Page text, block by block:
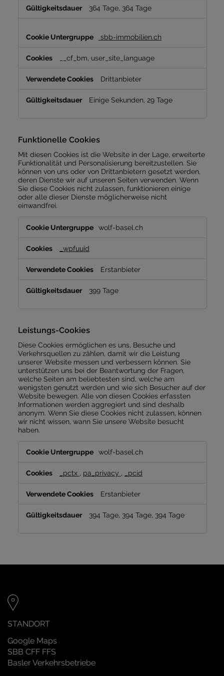
364 Tage, 364 Tage
sbb-immobilien.ch
__cf_bm, user_site_language
Drittanbieter
Einige Sekunden, 29 Tage
Funktionelle Cookies
Mit diesen Cookies ist die Website in der Lage, erweiterte
Funktionalität und Personalisierung bereitzustellen. Sie
können von uns oder von Drittanbietern gesetzt werden,
deren Dienste wir auf unseren Seiten verwenden. Wenn
Sie diese Cookies nicht zulassen, funktionieren einige
oder alle dieser Dienste möglicherweise nicht
einwandfrei.
Cookies
wolf-basel.ch
_wpfuuid
Erstanbieter
399 Tage
Leistungs-Cookies
Diese Cookies ermöglichen es uns, Besuche und
Verkehrsquellen zu zählen, damit wir die Leistung
unserer Website messen und verbessern können. Sie
unterstützen uns bei der Beantwortung der Fragen,
welche Seiten am beliebtesten sind, welche am
wenigsten genutzt werden und wie sich Besucher auf der
Website bewegen. Alle von diesen Cookies erfassten
Informationen werden aggregiert und sind deshalb
anonym. Wenn Sie diese Cookies nicht zulassen, können
wir nicht wissen, wann Sie unsere Website besucht
haben.
Cookies
wolf-basel.ch
_pctx , pa_privacy , _pcid
Erstanbieter
394 Tage, 394 Tage, 394 Tage
STANDORT
Google Maps
SBB CFF FFS
Basler Verkehrsbetriebe